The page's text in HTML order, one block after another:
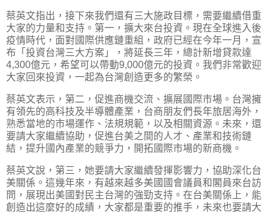
蔡英文指出，接下來我們還有三大施政目標，需要繼續借重
大家的力量和支持。第一，擴大來台投資。現在全球進入後
疫情時代，面對國際供應鏈重組，政府已經在今年一月，宣
布「投資台灣三大方案」，將延長三年，總計新增貸款達
4,300億元，希望可以帶動9,000億元的投資。我們非常歡迎
大家回來投資，一起為台灣創造更多的繁榮。
蔡英文表示，第二，促進商機交流、擴展國際市場。台灣擁
有領先的高科技及半導體產業，台商朋友們長年旅居海外，
熟悉當地的市場運作、法規規範，以及相關資源。未來，還
要請大家繼續協助，促進台美之間的人才、產業和技術鏈
結，提升國內產業的競爭力，開拓國際市場的新商機。
蔡英文說，第三，她要請大家繼續發揮影響力，協助深化台
美關係。這幾年來，有越來越多美國國會議員和閣員來台訪
問，展現出美國對民主台灣的強勁支持。在台美關係上，能
創造出這麼好的成績，大家都是重要的推手，未來也要請大